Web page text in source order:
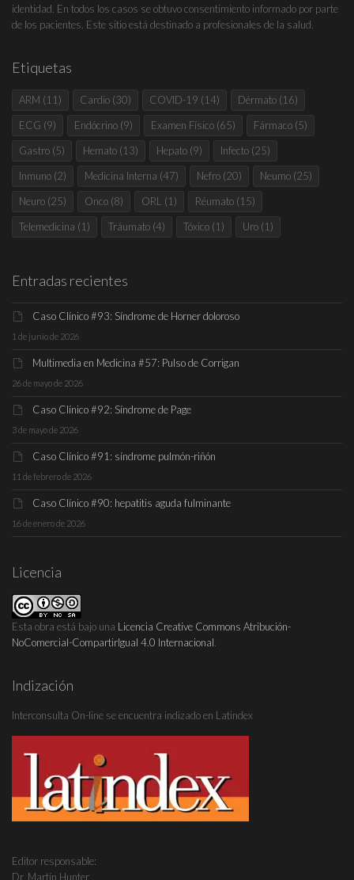
identidad. En todos los casos se obtuvo consentimiento informado por parte
de los pacientes. Este sitio está destinado a profesionales de la salud.
Etiquetas
ARM (11) Cardio (30) COVID-19 (14) Dérmato (16)
ECG (9) Endócrino (9) Examen Físico (65) Fármaco (5)
Gastro (5) Hemato (13) Hepato (9) Infecto (25)
Inmuno (2) Medicina Interna (47) Nefro (20) Neumo (25)
Neuro (25) Onco (8) ORL (1) Réumato (15)
Telemedicina (1) Tráumato (4) Tóxico (1) Uro (1)
Entradas recientes
Caso Clínico #93: Síndrome de Horner doloroso
1 de junio de 2026
Multimedia en Medicina #57: Pulso de Corrigan
26 de mayo de 2026
Caso Clínico #92: Síndrome de Page
3 de mayo de 2026
Caso Clínico #91: síndrome pulmón-riñón
11 de febrero de 2026
Caso Clínico #90: hepatitis aguda fulminante
16 de enero de 2026
Licencia
Esta obra está bajo una Licencia Creative Commons Atribución-
NoComercial-CompartirIgual 4.0 Internacional
Indización
Interconsulta On-line se encuentra indizado en Latindex
Editor responsable:
Dr. Martín Hunter